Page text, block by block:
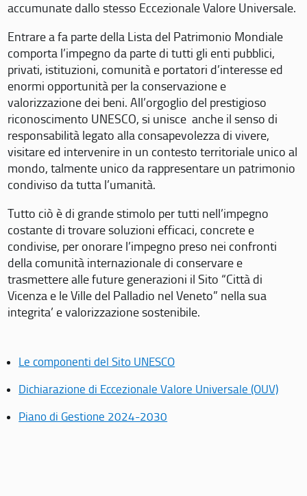
accumunate dallo stesso Eccezionale Valore Universale.
Entrare a fa parte della Lista del Patrimonio Mondiale
comporta l’impegno da parte di tutti gli enti pubblici,
privati, istituzioni, comunità e portatori d’interesse ed
enormi opportunità per la conservazione e
valorizzazione dei beni. All’orgoglio del prestigioso
riconoscimento UNESCO, si unisce anche il senso di
responsabilità legato alla consapevolezza di vivere,
visitare ed intervenire in un contesto territoriale unico al
mondo, talmente unico da rappresentare un patrimonio
condiviso da tutta l’umanità.
Tutto ciò è di grande stimolo per tutti nell’impegno
costante di trovare soluzioni efficaci, concrete e
condivise, per onorare l’impegno preso nei confronti
della comunità internazionale di conservare e
trasmettere alle future generazioni il Sito “Città di
Vicenza e le Ville del Palladio nel Veneto” nella sua
integrita’ e valorizzazione sostenibile.
Le componenti del Sito UNESCO
Dichiarazione di Eccezionale Valore Universale (OUV)
Piano di Gestione 2024-2030